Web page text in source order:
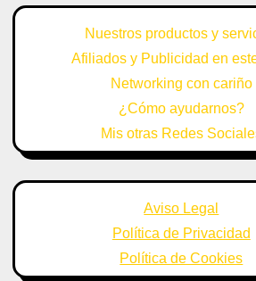
Nuestros productos y
Afiliados y Publicidad en
Networking con cariño
¿Cómo ayudarnos?
Mis otras Redes
Aviso Legal
Política de Privacidad
Política de Cookies